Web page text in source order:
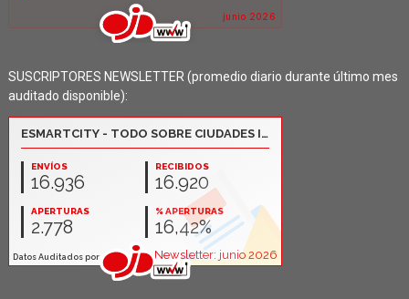
SUSCRIPTORES NEWSLETTER (promedio diario durante último mes
auditado disponible):